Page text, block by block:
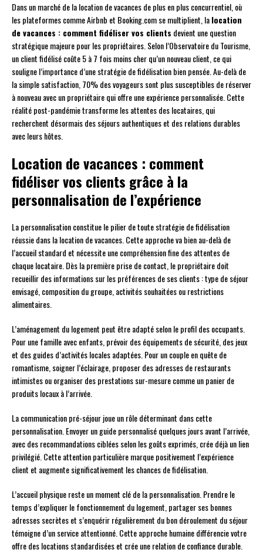
Dans un marché de la location de vacances de plus en plus concurrentiel, où
les plateformes comme Airbnb et Booking.com se multiplient, lalocation
de vacances : comment fidéliser vos clients devient une question
stratégique majeure pour les propriétaires. Selon l’Observatoire du Tourisme,
un client fidélisé coûte 5 à 7 fois moins cher qu’un nouveau client, ce qui
souligne l’importance d’une stratégie de fidélisation bien pensée. Au-delà de
la simple satisfaction, 70% des voyageurs sont plus susceptibles de réserver
à nouveau avec un propriétaire qui offre une expérience personnalisée. Cette
réalité post-pandémie transforme les attentes des locataires, qui
recherchent désormais des séjours authentiques et des relations durables
avec leurs hôtes.
Location de vacances : comment
fidéliser vos clients grâce à la
personnalisation de l’expérience
La personnalisation constitue le pilier de toute stratégie de fidélisation
réussie dans la location de vacances. Cette approche va bien au-delà de
l’accueil standard et nécessite une compréhension fine des attentes de
chaque locataire. Dès la première prise de contact, le propriétaire doit
recueillir des informations sur les préférences de ses clients : type de séjour
envisagé, composition du groupe, activités souhaitées ou restrictions
alimentaires.
L’aménagement du logement peut être adapté selon le profil des occupants.
Pour une famille avec enfants, prévoir des équipements de sécurité, des jeux
et des guides d’activités locales adaptées. Pour un couple en quête de
romantisme, soigner l’éclairage, proposer des adresses de restaurants
intimistes ou organiser des prestations sur-mesure comme un panier de
produits locaux à l’arrivée.
La communication pré-séjour joue un rôle déterminant dans cette
personnalisation. Envoyer un guide personnalisé quelques jours avant l’arrivée,
avec des recommandations ciblées selon les goûts exprimés, crée déjà un lien
privilégié. Cette attention particulière marque positivement l’expérience
client et augmente significativement les chances de fidélisation.
L’accueil physique reste un moment clé de la personnalisation. Prendre le
temps d’expliquer le fonctionnement du logement, partager ses bonnes
adresses secrètes et s’enquérir régulièrement du bon déroulement du séjour
témoigne d’un service attentionné. Cette approche humaine différencie votre
offre des locations standardisées et crée une relation de confiance durable.